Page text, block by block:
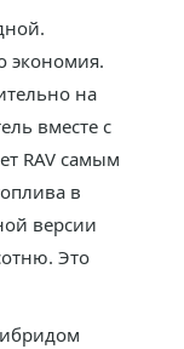
экономия.
на
вместе с
RAV самым
в
версии
Это